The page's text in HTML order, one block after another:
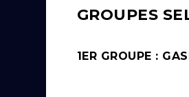
GROUPES
1ER GROUPE :